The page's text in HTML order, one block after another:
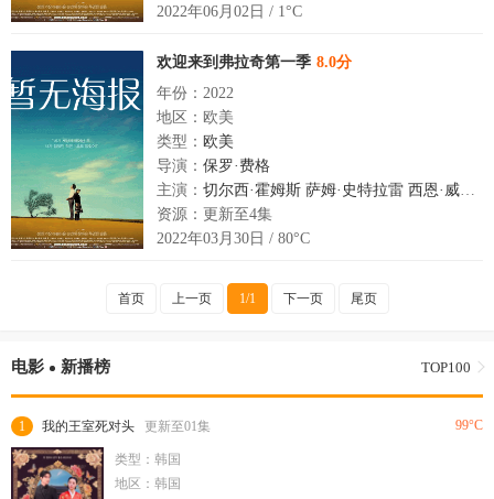
2022年06月02日 / 1°C
欢迎来到弗拉奇第一季 8.0分
年份：2022
地区：欧美
类型： 欧美
导演： 保罗·费格
主演： 切尔西·霍姆斯 萨姆·史特拉雷 西恩·威廉·斯科特
资源：更新至4集
2022年03月30日 / 80°C
首页 上一页 1/1 下一页 尾页
电影 新播榜 TOP100
1 我的王室死对头 更新至01集 99°C
类型：韩国
地区：韩国